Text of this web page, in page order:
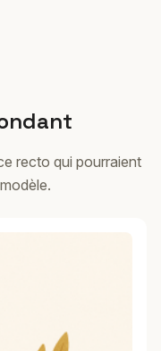
recto qui pourraient